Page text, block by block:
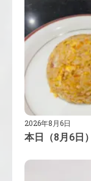
本日（8月6日
2026年8月6日